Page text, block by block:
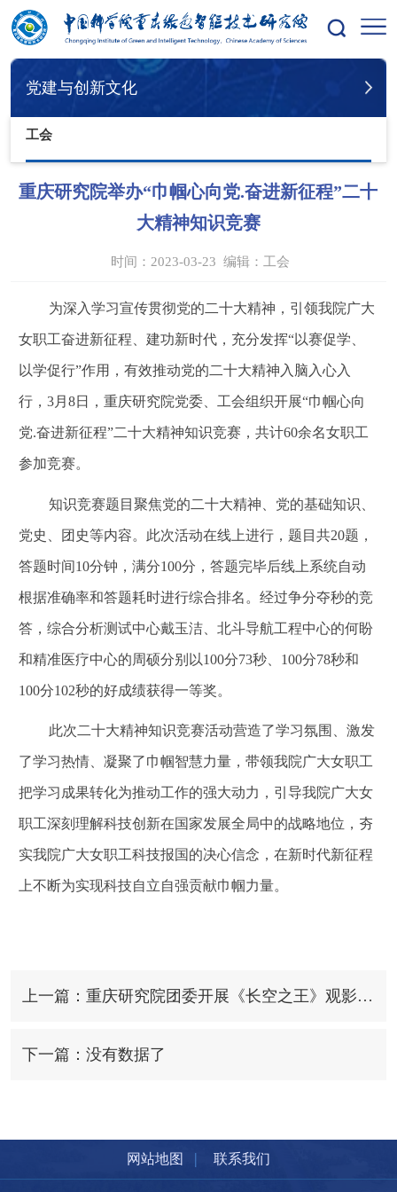
您的位置：首页 党建与创新文化 创新文化 工会
党建与创新文化
工会
重庆研究院举办“巾帼心向党.奋进新征程”二十
大精神知识竞赛
时间：2023-03-23 编辑： 工会
为深入学习宣传贯彻党的二十大精神，引领我院广大
女职工奋进新征程、建功新时代，充分发挥“以赛促学、
以学促行”作用，有效推动党的二十大精神入脑入心入
行， 3月 8日，重庆研究院党委、工会组织开展“巾帼心向
党.奋进新征程”二十大精神知识竞赛，共计60余名女职工
参加竞赛。
知识竞赛题目聚焦党的二十大精神、党的基础知识、
党史、团史等内容。此次活动在线上进行，题目共20题，
答题时间10分钟，满分100分，答题完毕后线上系统自动
根据准确率和答题耗时进行综合排名。经过争分夺秒的竞
答，综合分析测试中心戴玉洁、北斗导航工程中心的何盼
和精准医疗中心的周硕分别以100分73秒、 100分78秒和
100分102秒的好成绩获得一等奖。
此次二十大精神知识竞赛活动营造了学习氛围、激发
了学习热情、凝聚了巾帼智慧力量，带领我院广大女职工
把学习成果转化为推动工作的强大动力，引导我院广大女
职工深刻理解科技创新在国家发展全局中的战略地位，夯
实我院广大女职工科技报国的决心信念，在新时代新征程
上不断为实现科技自立自强贡献巾帼力量。
上一篇：重庆研究院团委开展《长空之王》观影活动
下一篇：没有数据了
网站地图 | 联系我们